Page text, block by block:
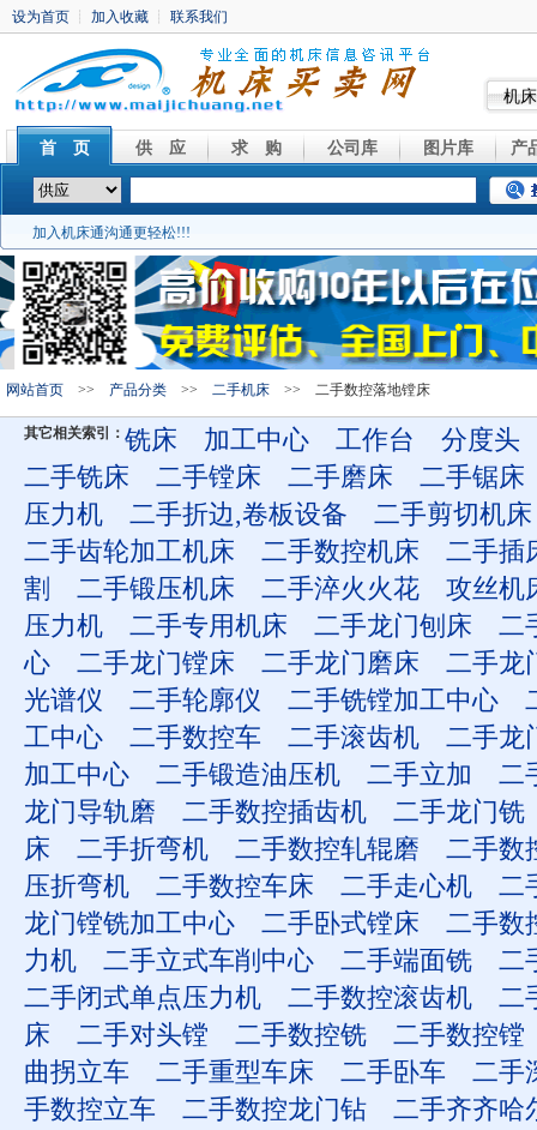
机
首 页 供 应 求 购 公司库 图片库 产
加入机床通沟通更轻松!!!
网站首页 >> 产品分类 >> 二手机床 >> 二手数控落地镗床
其它相关索引： 铣床 加工中心 工作台
分度头
二手铣床
二手镗床 二手磨床
二手锯床
压力机
二手折边,卷板设备
二手剪切机床
二手齿轮加工机床
二手数控机床
二手插
割
二手锻压机床 二手淬火火花
攻丝机
压力机
二手专用机床 二手龙门刨床
二
心
二手龙门镗床 二手龙门磨床
二手龙
光谱仪
二手轮廓仪 二手铣镗加工中心
工中心
二手数控车 二手滚齿机
二手龙
加工中心
二手锻造油压机 二手立加
二
龙门导轨磨
二手数控插齿机
二手龙门铣
床
二手折弯机 二手数控轧辊磨
二手数
压折弯机
二手数控车床 二手走心机
二
龙门镗铣加工中心
二手卧式镗床
二手数
力机
二手立式车削中心 二手端面铣
二
二手闭式单点压力机
二手数控滚齿机
二
床
二手对头镗 二手数控铣
二手数控镗
曲拐立车
二手重型车床 二手卧车
二手
手数控立车
二手数控龙门钻
二手齐齐哈